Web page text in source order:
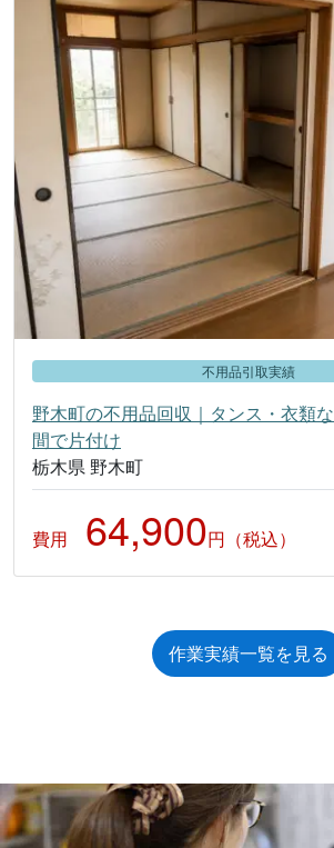
不用品引取実績
野木町の不用品回収｜タンス・衣類
間で片付け
栃木県 野木町
費用 64,900円（税込）
作業実績一覧を見る